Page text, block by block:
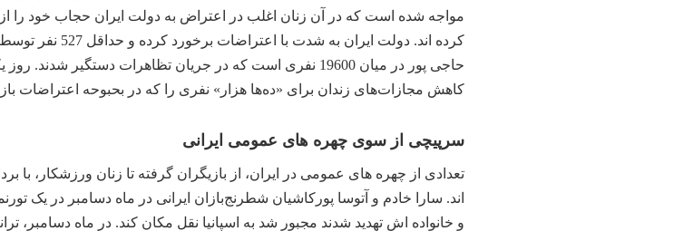
مواجه شده است که در آن زنان اغلب در اعتراض به دولت ایران حجاب خود را
کرده اند. دولت
حاجی پور در میان 19600 نفری است که در جریان تظاهرات
کاهش مجازات‌های زندان برای «ده‌ها هزار» نفری را که در بحبوحه اعتراضات
سرپیچی از سوی چهره های عمومی ایرانی
تعدادی از چهره های عمومی در ایران، از بازیگران گرفته تا زنان ورزشکار،
اند. سارا خادم و آتوسا پورکاشیان شطرنج‌بازان ایرانی در ماه دسامبر در یک
و خانواده اش تهدید شدند مجبور شد به اسپانیا نقل مکان کند. در ماه دسامبر،